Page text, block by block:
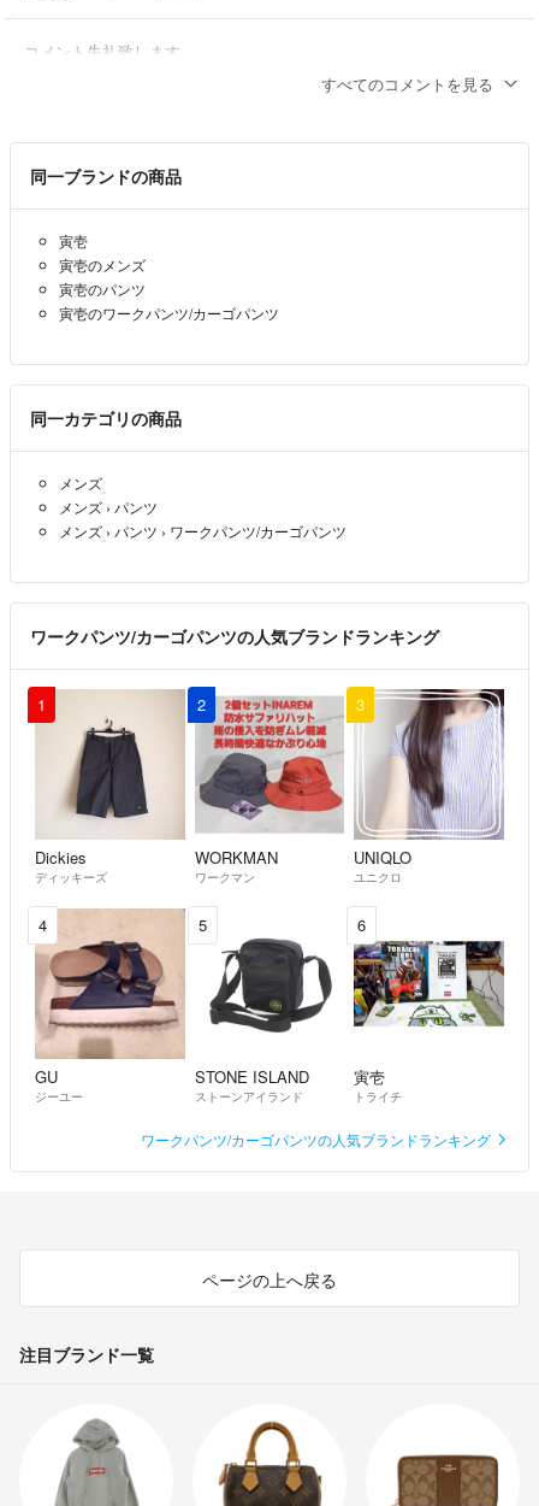
コメント失礼致します。
こちら購入を検討中なのですが、1300円でお譲りいただくのは厳しい
パタゴニャン- 4年以上前
綿素材でしょうか？
最後 - 4年以上前
返信遅くなりましてすいません
わかりにくいですか素人の採寸で87〜88位です
出品者 nimopn- 約5年前
着画は可能でしょうか？
Ｈ.Ｋ - 約5年前
コメント失礼致します！
かなり超超ですよ長いですか？
ネイビーです
nimopn - 5年以上前
お色は、カーキでしょうか？
GITANES - 5年以上前
すべてのコメントを見る
同一ブランドの商品
寅壱
寅壱のメンズ
寅壱のパンツ
寅壱のワークパンツ/カーゴパンツ
同一カテゴリの商品
メンズ
メンズ › パンツ
メンズ › パンツ › ワークパンツ/カーゴパンツ
ワークパンツ/カーゴパンツの人気ブランドランキング
1
Dickies
ディッキーズ
2
WORKMAN
ワークマン
3
UNIQLO
ユニクロ
4
GU
ジーユー
5
STONE ISLAND
ストーンアイランド
6
寅壱
トライチ
ワークパンツ/カーゴパンツの人気ブランドランキング
ページの上へ戻る
注目ブランド一覧